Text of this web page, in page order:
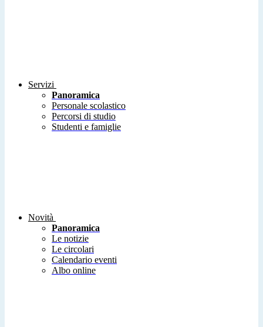
Servizi
Panoramica
Personale scolastico
Percorsi di studio
Studenti e famiglie
Novità
Panoramica
Le notizie
Le circolari
Calendario eventi
Albo online